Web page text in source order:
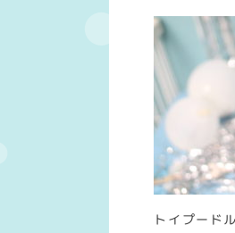
トイプード